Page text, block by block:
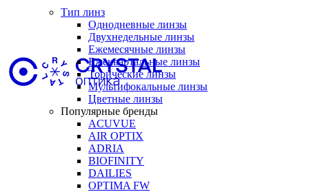
Тип линз
Однодневные линзы
Двухнедельные линзы
Ежемесячные линзы
Ежеквартальные линзы
Торические линзы
Мультифокальные линзы
Цветные линзы
Популярные бренды
ACUVUE
AIR OPTIX
ADRIA
BIOFINITY
DAILIES
OPTIMA FW